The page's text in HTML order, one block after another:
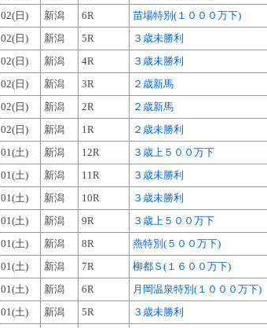
02(日)
新潟 6R 苗場特別(１０００万下)
02(日)
新潟 5R
３歳未勝利
02(日)
新潟 4R
３歳未勝利
02(日)
新潟 3R
２歳新馬
02(日)
新潟 2R
２歳新馬
02(日)
新潟 1R
２歳未勝利
01(土)
新潟 12R
３歳上５００万下
01(土)
新潟 11R
３歳未勝利
01(土)
新潟 10R
３歳未勝利
01(土)
新潟 9R ３歳上５００万下
01(土)
新潟 8R
燕特別(５００万下)
01(土)
新潟 7R
柳都Ｓ(１６００万下)
01(土)
新潟 6R
月岡温泉特別(１０００万下)
01(土)
新潟 5R ３歳未勝利